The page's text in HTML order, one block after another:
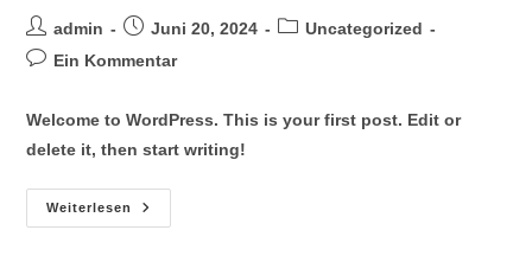
admin Juni 20, 2024
Uncategorized
Ein Kommentar
Welcome to WordPress. This is your first post. Edit or
delete it, then start writing!
Weiterlesen